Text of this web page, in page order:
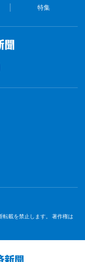
特集
載を禁止します。 著作権は